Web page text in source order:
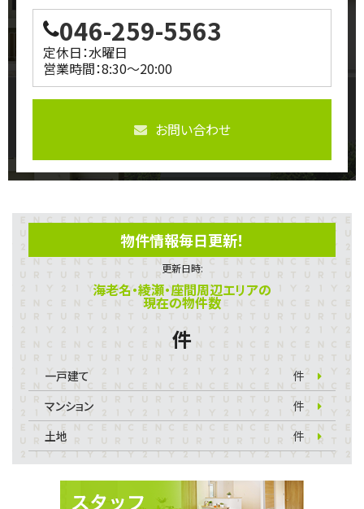
046-259-5563
定休日：水曜日
営業時間：8:30～20:00
お問い合わせ
物件情報毎日更新！
更新日時:
海老名・綾瀬・座間周辺エリアの
現在の物件数
件
一戸建て
件
マンション
件
土地
件